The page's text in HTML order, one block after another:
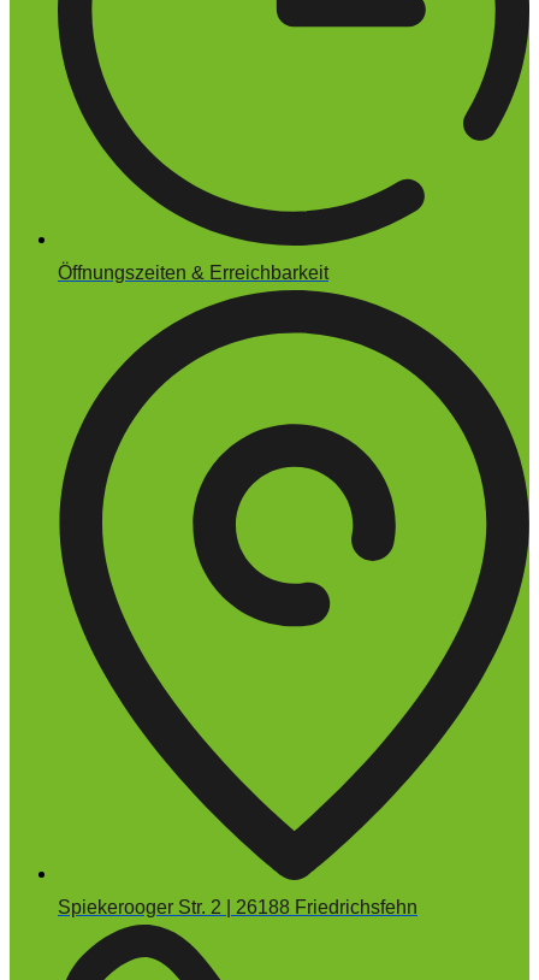
Öffnungszeiten & Erreichbarkeit
Spiekerooger Str. 2 | 26188 Friedrichsfehn